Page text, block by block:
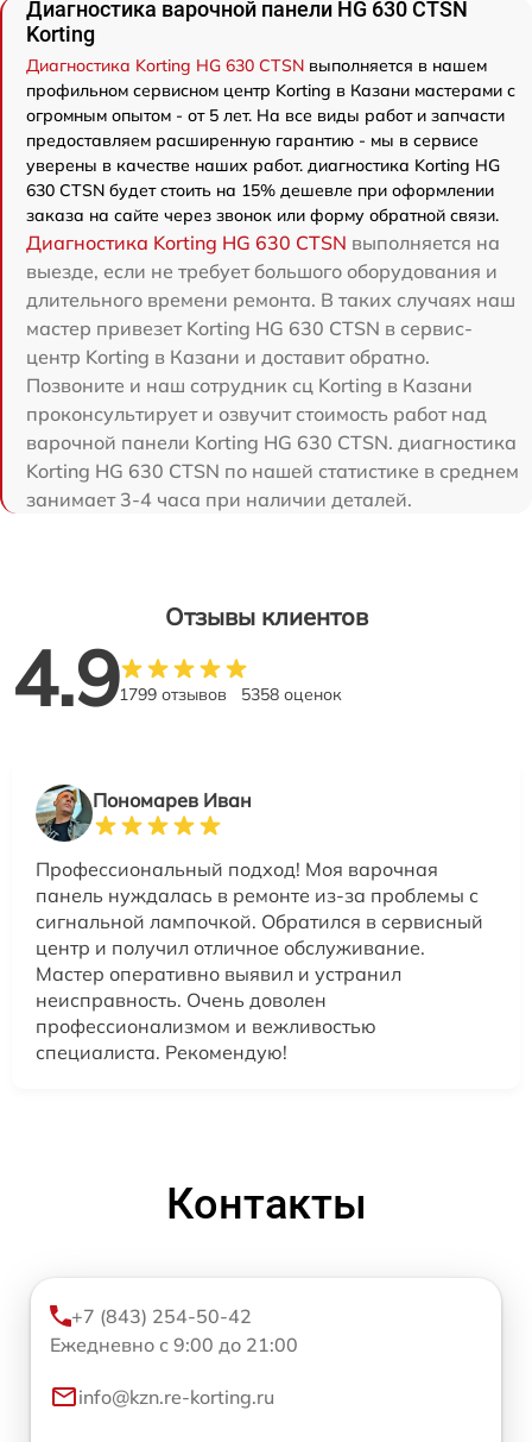
Диагностика варочной панели HG 630 CTSN
Korting
Диагностика Korting HG 630 CTSN выполняется в нашем
профильном сервисном центр Korting в Казани мастерами с
огромным опытом - от 5 лет. На все виды работ и запчасти
предоставляем расширенную гарантию - мы в сервисе
уверены в качестве наших работ. диагностика Korting HG
630 CTSN будет стоить на 15% дешевле при оформлении
заказа на сайте через звонок или форму обратной связи.
Диагностика Korting HG 630 CTSN выполняется на
выезде, если не требует большого оборудования и
длительного времени ремонта. В таких случаях наш
мастер привезет Korting HG 630 CTSN в сервис-
центр Korting в Казани и доставит обратно.
Позвоните и наш сотрудник сц Korting в Казани
проконсультирует и озвучит стоимость работ над
варочной панели Korting HG 630 CTSN. диагностика
Korting HG 630 CTSN по нашей статистике в среднем
занимает 3-4 часа при наличии деталей.
Отзывы клиентов
4.91799 отзывов 5358 оценок
Пономарев Иван
Профессиональный подход! Моя варочная
панель нуждалась в ремонте из-за проблемы с
сигнальной лампочкой. Обратился в сервисный
центр и получил отличное обслуживание.
Мастер оперативно выявил и устранил
неисправность. Очень доволен
профессионализмом и вежливостью
специалиста. Рекомендую!
Контакты
+7 (843) 254-50-42
Ежедневно с 9:00 до 21:00
info@kzn.re-korting.ru